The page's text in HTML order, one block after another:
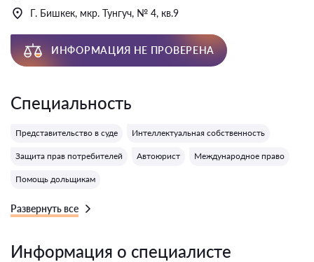
Г. Бишкек, мкр. Тунгуч, № 4, кв.9
ИНФОРМАЦИЯ НЕ ПРОВЕРЕНА
Специальность
Представительство в суде Интеллектуальная собственность
Защита прав потребителей Автоюрист Международное право
Помощь дольщикам
Развернуть все
Информация о специалисте